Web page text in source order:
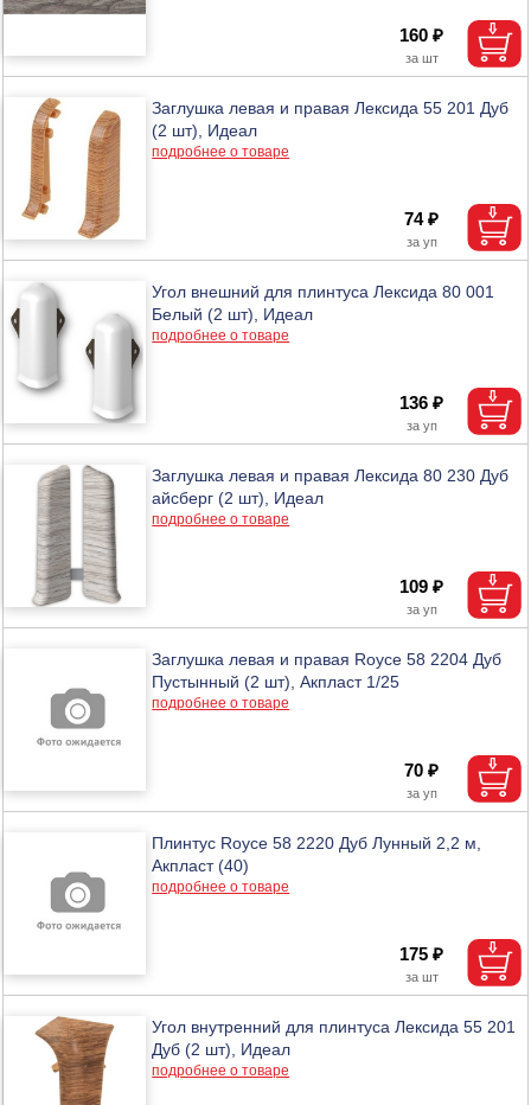
160 ₽
Заглушка левая и правая Лексида 55 201 Дуб
(2 шт), Идеал
подробнее о товаре
74 ₽
Угол внешний для плинтуса Лексида 80 001
Белый (2 шт), Идеал
подробнее о товаре
136 ₽
Заглушка левая и правая Лексида 80 230 Дуб
айсберг (2 шт), Идеал
подробнее о товаре
109 ₽
Заглушка левая и правая Royce 58 2204 Дуб
Пустынный (2 шт), Акпласт 1/25
подробнее о товаре
70 ₽
Плинтус Royce 58 2220 Дуб Лунный 2,2 м,
Акпласт (40)
подробнее о товаре
175 ₽
Угол внутренний для плинтуса Лексида 55 201
Дуб (2 шт), Идеал
подробнее о товаре